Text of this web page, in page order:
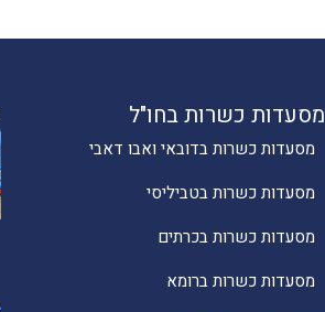
מסעדות כשרות בחו"ל
מסעדות כשרות בדובאי ואבו דאבי
מסעדות כשרות בטביליסי
מסעדות כשרות בכרתים
מסעדות כשרות ברומא